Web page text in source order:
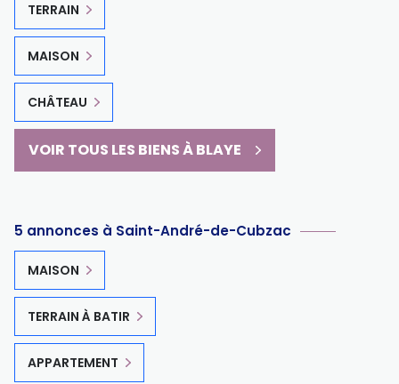
TERRAIN
MAISON
CHÂTEAU
VOIR TOUS LES BIENS À BLAYE
5 annonces à Saint-André-de-Cubzac
MAISON
TERRAIN À BATIR
APPARTEMENT